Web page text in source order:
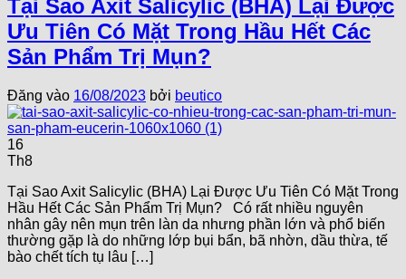
Tại Sao Axit Salicylic (BHA) Lại Được
Ưu Tiên Có Mặt Trong Hầu Hết Các
Sản Phẩm Trị Mụn?
Đăng vào 16/08/2023 bởi beutico
16
Th8
Tại Sao Axit Salicylic (BHA) Lại Được Ưu Tiên Có Mặt Trong
Hầu Hết Các Sản Phẩm Trị Mụn? Có rất nhiều nguyên
nhân gây nên mụn trên làn da nhưng phần lớn và phổ biến
thường gặp là do những lớp bụi bẩn, bã nhờn, dầu thừa, tế
bào chết tích tụ lâu […]